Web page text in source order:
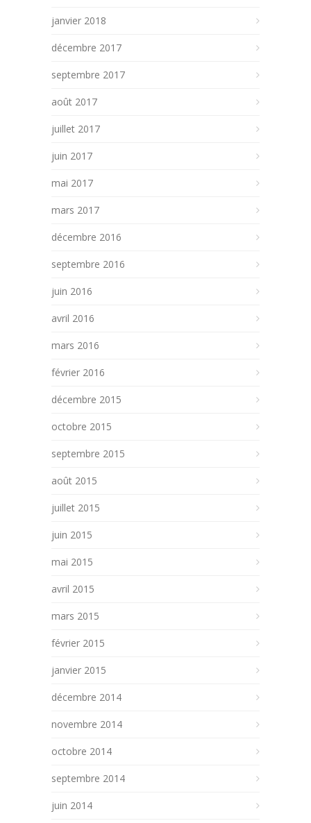
janvier 2018
décembre 2017
septembre 2017
août 2017
juillet 2017
juin 2017
mai 2017
mars 2017
décembre 2016
septembre 2016
juin 2016
avril 2016
mars 2016
février 2016
décembre 2015
octobre 2015
septembre 2015
août 2015
juillet 2015
juin 2015
mai 2015
avril 2015
mars 2015
février 2015
janvier 2015
décembre 2014
novembre 2014
octobre 2014
septembre 2014
juin 2014